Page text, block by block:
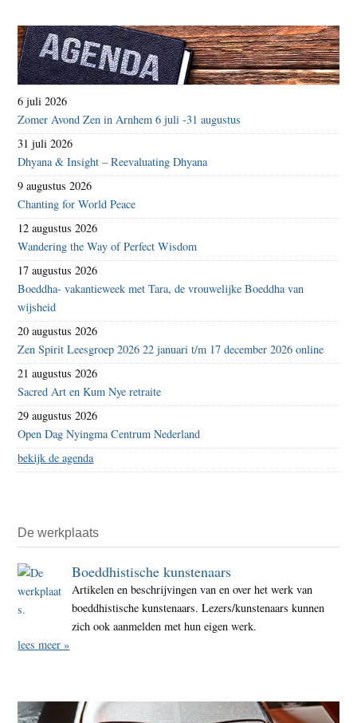
6 juli 2026
Zomer Avond Zen in Arnhem 6 juli -31 augustus
31 juli 2026
Dhyana & Insight – Reevaluating Dhyana
9 augustus 2026
Chanting for World Peace
12 augustus 2026
Wandering the Way of Perfect Wisdom
17 augustus 2026
Boeddha- vakantieweek met Tara, de vrouwelijke Boeddha van
wijsheid
20 augustus 2026
Zen Spirit Leesgroep 2026 22 januari t/m 17 december 2026 online
21 augustus 2026
Sacred Art en Kum Nye retraite
29 augustus 2026
Open Dag Nyingma Centrum Nederland
bekijk de agenda
De werkplaats
Boeddhistische kunstenaars
Artikelen en beschrijvingen van en over het werk van
boeddhistische kunstenaars. Lezers/kunstenaars kunnen
zich ook aanmelden met hun eigen werk.
lees meer »